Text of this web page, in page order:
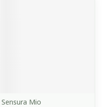
Sensura Mio